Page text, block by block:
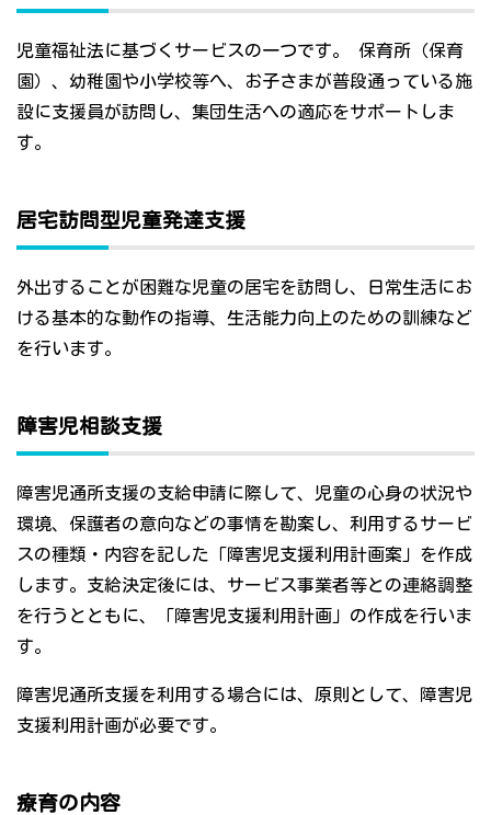
児童福祉法に基づくサービスの一つです。 保育所（保育
園）、幼稚園や小学校等へ、お子さまが普段通っている施
設に支援員が訪問し、集団生活への適応をサポートしま
す。
居宅訪問型児童発達支援
外出することが困難な児童の居宅を訪問し、日常生活にお
ける基本的な動作の指導、生活能力向上のための訓練など
を行います。
障害児相談支援
障害児通所支援の支給申請に際して、児童の心身の状況や
環境、保護者の意向などの事情を勘案し、利用するサービ
スの種類・内容を記した「障害児支援利用計画案」を作成
します。支給決定後には、サービス事業者等との連絡調整
を行うとともに、「障害児支援利用計画」の作成を行いま
す。
障害児通所支援を利用する場合には、原則として、障害児
支援利用計画が必要です。
療育の内容